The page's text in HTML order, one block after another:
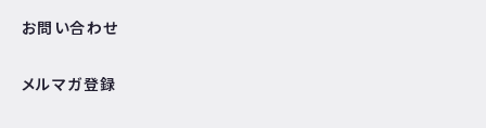
お問い合わせ
メルマガ登録